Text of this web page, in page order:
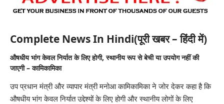
Complete News In Hindi(पूरी खबर – हिंदी में)
औषधीय भांग केवल निर्यात के लिए होगी, स्थानीय रूप से बेची या उपयोग नहीं की
जाएगी – कामिकामिका
उप प्रधान मंत्री और व्यापार मंत्री मनोआ कामिकामिका ने जोर देकर कहा है कि
औषधीय भांग केवल निर्यात उद्देश्यों के लिए होगी और स्थानीय लोगों के लिए